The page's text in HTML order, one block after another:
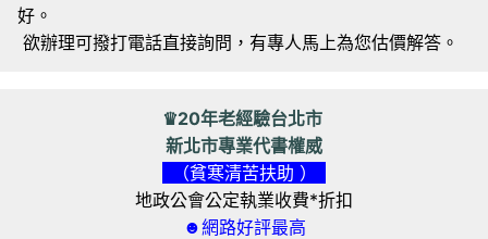
好。
欲辦理可撥打電話直接詢問，有專人馬上為您估價解答。
♛20年老經驗台北市
新北市專業代書權威
（貧寒清苦扶助 ）
地政公會公定執業收費*折扣
☻網路好評最高